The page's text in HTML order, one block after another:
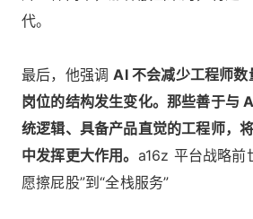
代。
最后，他强调AI 不会减少工程师
岗位的结构发生变化。那些善于与
统逻辑、具备产品直觉的工程师，
中发挥更大作用。 a16z 平台战略前
愿擦屁股”到“全栈服务”